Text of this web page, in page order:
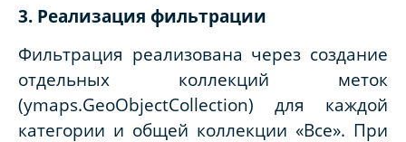
3. Реализация фильтрации
Фильтрация реализована через создание
отдельных коллекций меток
(ymaps.GeoObjectCollection) для каждой
категории и общей коллекции «Все». При